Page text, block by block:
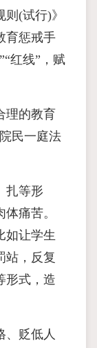
(试行)》
育惩戒手
红线”，赋
理的教育
民一庭法
扎等形
痛苦。
如让学生
站，反复
形式，造
、贬低人